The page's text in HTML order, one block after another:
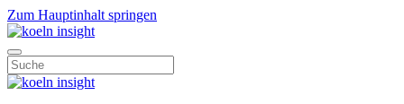
Zum Hauptinhalt springen